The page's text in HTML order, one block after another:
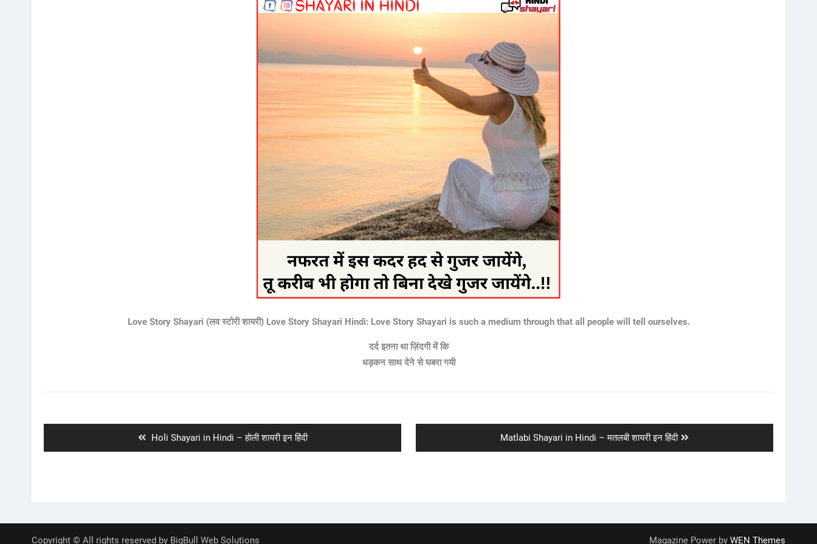
Love Story Shayari (लव स्टोरी शायरी) Love Story Shayari Hindi: Love Story Shayari is such a medium through that all people will tell ourselves.
दर्द इतना था ज़िंदगी में कि
धड़कन साथ देने से घबरा गयी
Previous
post:
Holi Shayari in Hindi – होली शायरी इन हिंदी
Next
post:
Matlabi Shayari in Hindi – मतलबी शायरी इन हिंदी
Copyright © All rights reserved by BigBull Web Solutions Magazine Power by WEN Themes